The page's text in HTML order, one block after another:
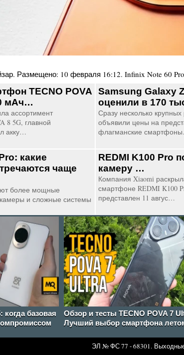
. Размещено: 10 февраля 16:12. Infinix Note 60 Pro
TECNO POVA
мАч…
ассортимент
8 5G, главной
акку…
Samsung Galaxy
оценили в 170
Сразу несколько
объявили цены на
флагманские
какие
чаще
более мощные
и сложные системы
REDMI K100 Pro
камеру …
Компания Xiaomi
смартфоне REDMI K100
представлен 11 авгус…
когда базовая
Обзор и тесты TECNO POVA 7
Лучший выбор смартфона
ЭЛ № ФС 77 - 68301.